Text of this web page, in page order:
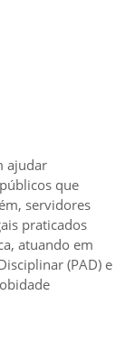
ajudar
que
servidores
praticados
atuando em
(PAD) e